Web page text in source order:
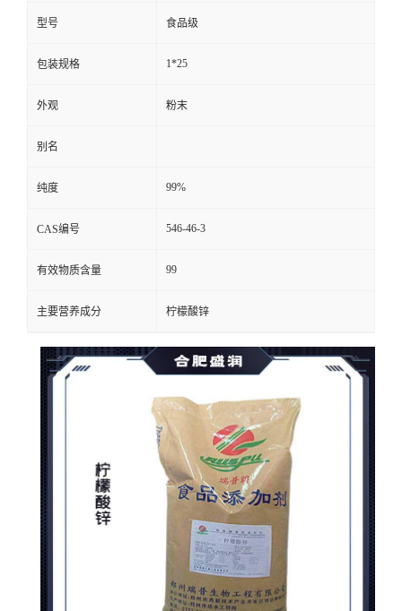
型号 食品级
包装规格 1*25
外观 粉末
别名
纯度 99%
CAS编号 546-46-3
有效物质含量 99
主要营养成分 柠檬酸锌